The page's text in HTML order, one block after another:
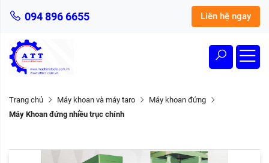
094 896 6655 Liên hệ ngay
Trang chủ Máy khoan và máy taro
Máy khoan đứng
Máy Khoan đứng nhiều trục chính